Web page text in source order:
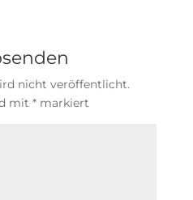
nicht veröffentlicht.
mit *markiert